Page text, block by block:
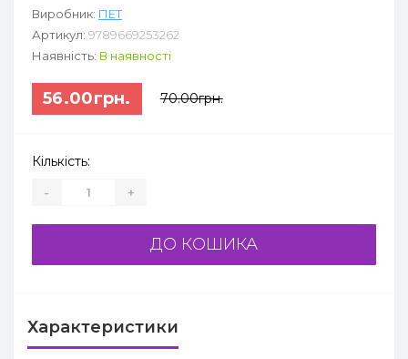
Виробник: ПЕТ
Артикул: 9789669253262
Наявність: В наявності
56.00грн. 70.00грн.
Кількість:
- +
ДО КОШИКА
Характеристики